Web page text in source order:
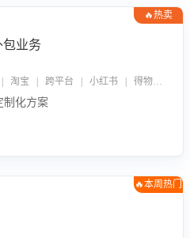
🔥热卖
包业务
京东 | 抖音 | 快手 | 拼多多 | 淘宝 | 跨平台 | 小红书 | 得物 | 企业微信
制化方案
🔥本周热门